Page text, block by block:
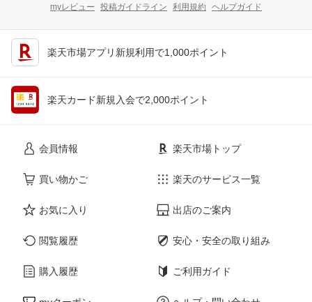
myレビュー 投稿ガイドライン 利用規約 ヘルプガイド
楽天市場アプリ新規利用で1,000ポイント
楽天カード新規入会で2,000ポイント
会員情報
買い物かご
お気に入り
閲覧履歴
購入履歴
楽天市場トップ
楽天のサービス一覧
出店のご案内
安心・安全の取り組み
ご利用ガイド